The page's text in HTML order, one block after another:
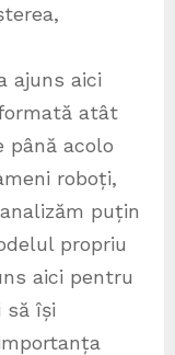
ajuns aici
atât
acolo
roboți,
puțin
propriu
aici pentru
să își